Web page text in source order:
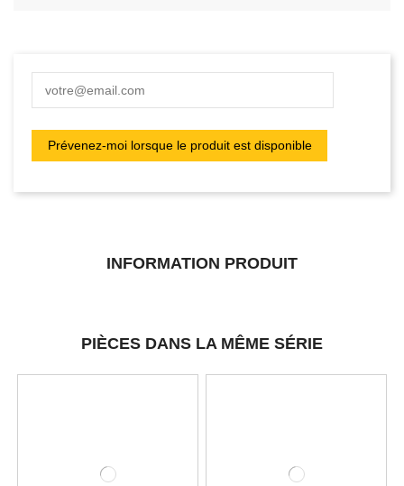
INFORMATION PRODUIT
PIÈCES DANS LA MÊME SÉRIE